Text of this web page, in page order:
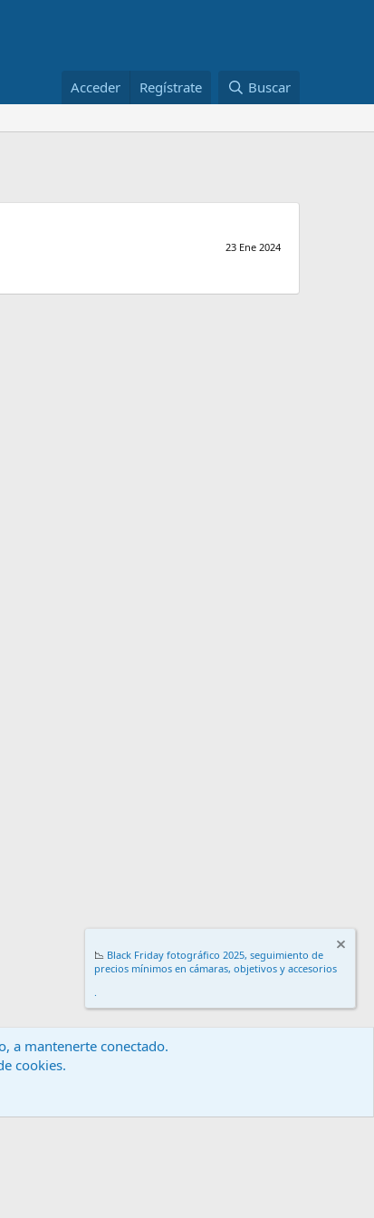
Acceder Regístrate Buscar
23 Ene 2024
y reglas
📉 Black Friday fotográfico 2025, seguimiento de
precios mínimos en cámaras, objetivos y accesorios
.
a mantenerte conectado.
cookies.